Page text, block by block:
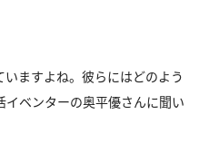
ますよね。彼らにはどのよう
ベンターの奥平優さんに聞い